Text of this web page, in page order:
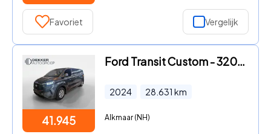
Favoriet Vergelijk
41.945
Ford Transit Custom - 320 2.0 TDCI L2H1 Limited Dubbele Cabine Dubbele Cabine
2024 28.631 km
Alkmaar (NH)